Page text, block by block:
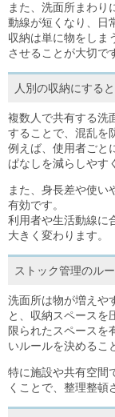
また、洗面所まわり
動線が短くなり、日
収納は単に物をしま
させることが大切で
人別の収納にする
複数人で共有する洗
することで、混乱を
例えば、使用者ごと
ぱなしを減らしやす
また、身長差や使い
有効です。
利用者や生活動線に
大きく変わります。
ストック管理のル
洗面所は物が増えや
と、収納スペースを
限られたスペースを
いルールを決めるこ
特に施設や共有空間
くことで、整理整頓